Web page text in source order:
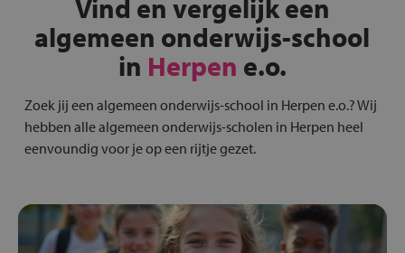
Vind en vergelijk een
algemeen onderwijs-school
in Herpen e.o.
Zoek jij een algemeen onderwijs-school in Herpen e.o.? Wij
hebben alle algemeen onderwijs-scholen in Herpen heel
eenvoundig voor je op een rijtje gezet.